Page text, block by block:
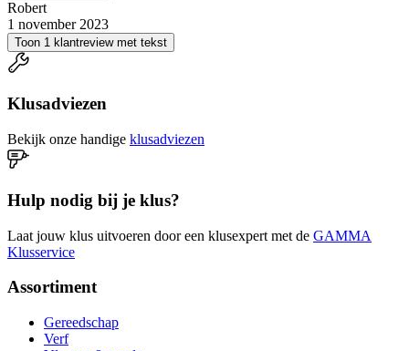
Robert
1 november 2023
Toon 1 klantreview met tekst
Klusadviezen
Bekijk onze handige klusadviezen
Hulp nodig bij je klus?
Laat jouw klus uitvoeren door een klusexpert met de GAMMA
Klusservice
Assortiment
Gereedschap
Verf